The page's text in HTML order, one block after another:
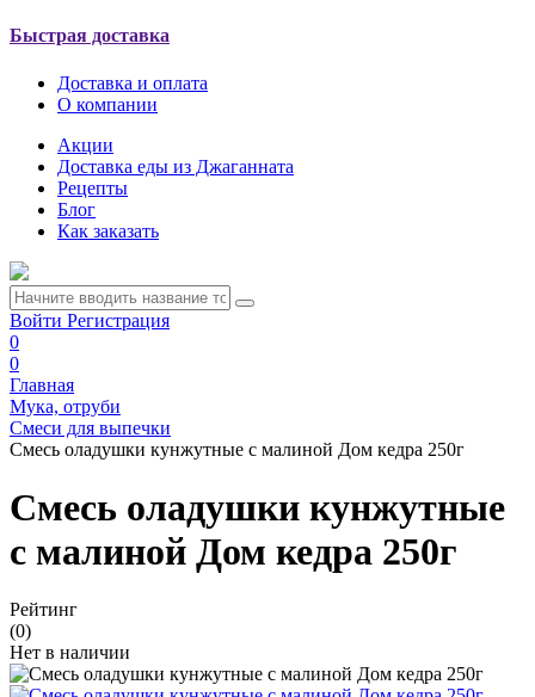
Быстрая доставка
Доставка и оплата
О компании
Акции
Доставка еды из Джаганната
Рецепты
Блог
Как заказать
Войти Регистрация
0
0
Главная
Мука, отруби
Смеси для выпечки
Смесь оладушки кунжутные с малиной Дом кедра 250г
Смесь оладушки кунжутные
с малиной Дом кедра 250г
Рейтинг
(0)
Нет в наличии